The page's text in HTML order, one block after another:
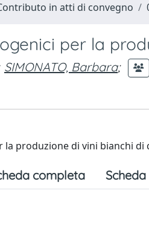
in atti di convegno
per la
SIMONATO, Barbara;
produzione di vini bianchi di
completa